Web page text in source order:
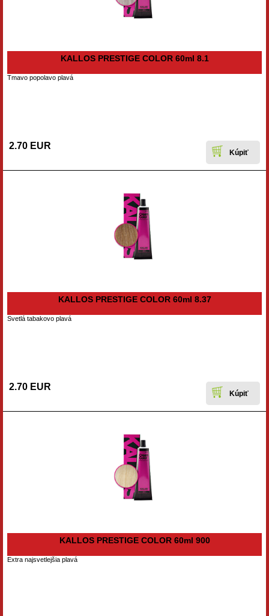
KALLOS PRESTIGE COLOR 60ml 8.1
Tmavo popolavo plavá
2.70 EUR
KALLOS PRESTIGE COLOR 60ml 8.37
Svetlá tabakovo plavá
2.70 EUR
KALLOS PRESTIGE COLOR 60ml 900
Extra najsvetlejšia plavá